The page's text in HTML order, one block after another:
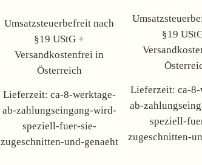
Umsatzsteuerbefreit nach
§19 UStG +
Versandkostenfrei in
Österreich
Lieferzeit: ca-8-werktage-
ab-zahlungseingang-wird-
speziell-fuer-sie-
zugeschnitten-und-genaeht
§19
Lieferzeit:ca-
ab-
speziell-
zugeschnitten-
Angebot!